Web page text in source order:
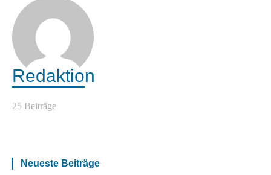
Redaktion
25 Beiträge
Neueste Beiträge